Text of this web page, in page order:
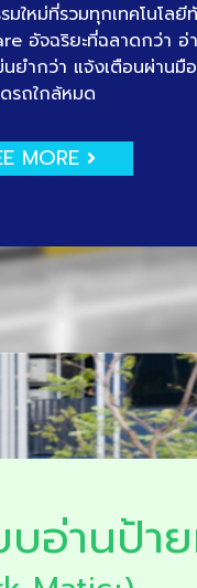
มใหม่ที่รวมทุกเทคโนโล
อัจฉริยะที่ฉลาดกว่า อ่
นยำกว่า แจ้งเตือนผ่าน
รถใกล้หมด
MORE
บอ่านป้า